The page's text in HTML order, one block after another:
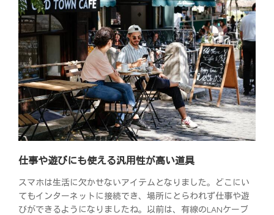
仕事や遊びにも使える汎用性が高い道具
スマホは生活に欠かせないアイテムとなりました。どこにい
てもインターネットに接続でき、場所にとらわれず仕事や遊
びができるようになりましたね。以前は、有線のLANケーブ